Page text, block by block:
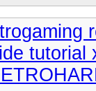
tutorial